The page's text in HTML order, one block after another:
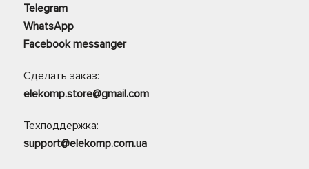
Telegram
WhatsApp
Facebook messanger
Сделать заказ:
elekomp.store@gmail.com
Техподдержка:
support@elekomp.com.ua